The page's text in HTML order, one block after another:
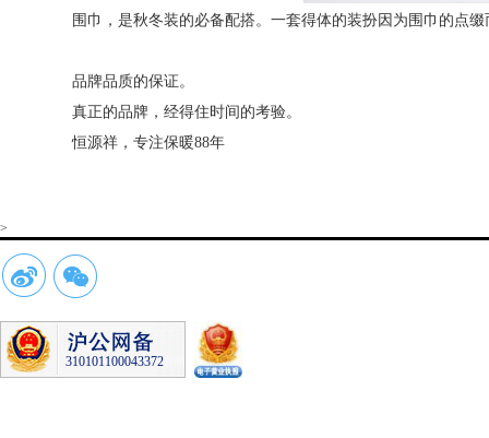
围巾，是秋冬装的必备配搭。一套得体的装扮因为围巾的点缀
品牌品质的保证。
真正的品牌，经得住时间的考验。
恒源祥，专注保暖88年
>
310101100043372